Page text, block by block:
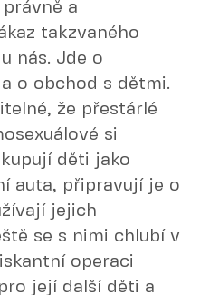
a
takzvaného
nás. Jde o
o obchod s dětmi.
že přestárlé
si
děti jako
auta, připravují je o
jejich
se s nimi chlubí v
operaci
její další děti a